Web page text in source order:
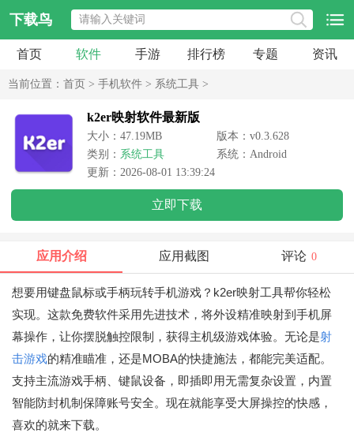
下载鸟
首页 软件 手游 排行榜 专题 资讯
当前位置： 首页 > 手机软件 > 系统工具 >
k2er映射软件最新版
大小：47.19MB
版本：v0.3.628
类别： 系统工具
系统：Android
更新：2026-08-01 13:39:24
立即下载
应用介绍 应用截图 评论 0
想要用键盘鼠标或手柄玩转手机游戏？k2er映射工具帮你轻松
实现。这款免费软件采用先进技术，将外设精准映射到手机屏
幕操作，让你摆脱触控限制，获得主机级游戏体验。无论是射
击游戏的精准瞄准，还是MOBA的快捷施法，都能完美适配。
支持主流游戏手柄、键鼠设备，即插即用无需复杂设置，内置
智能防封机制保障账号安全。现在就能享受大屏操控的快感，
喜欢的就来下载。